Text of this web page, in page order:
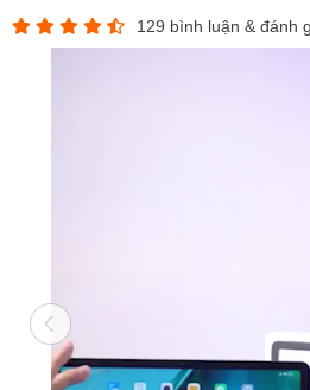
129 bình luận & đánh